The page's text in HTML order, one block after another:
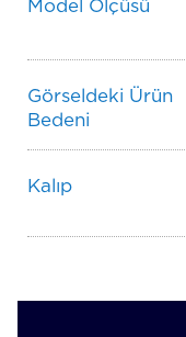
Model Ölçüsü
Görseldeki Ürün
Bedeni
Kalıp